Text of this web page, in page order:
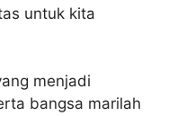
untuk kita
menjadi
bangsa marilah